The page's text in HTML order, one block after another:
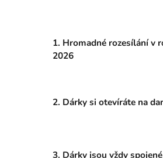
1. Hromadné rozesílání v
2026
2. Dárky si otevíráte na
3. Dárky jsou vždy